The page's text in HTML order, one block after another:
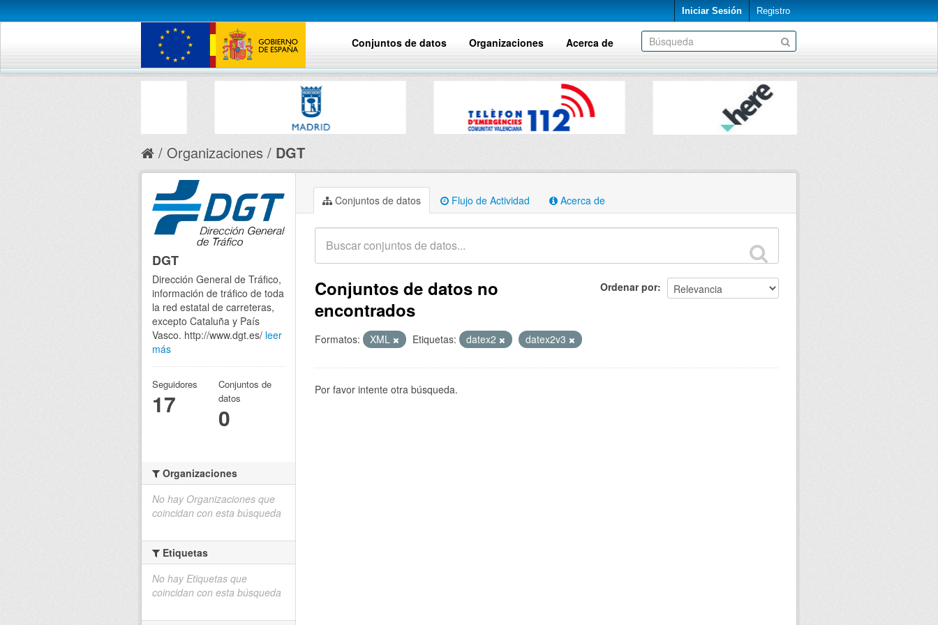
Iniciar Sesión Registro
Conjuntos de datos Organizaciones Acerca de
Organizaciones DGT
Conjuntos de datos Flujo de Actividad Acerca de
Ordenar por
Conjuntos de datos no
encontrados
Formatos: XML Etiquetas: datex2 datex2v3
Por favor intente otra búsqueda.
DGT
Dirección General de Tráfico,
información de tráfico de toda
la red estatal de carreteras,
excepto Cataluña y País
Vasco. http://www.dgt.es/ leer
más
Seguidores
17
Conjuntos de
datos
0
Organizaciones
No hay Organizaciones que
coincidan con esta búsqueda
Etiquetas
No hay Etiquetas que
coincidan con esta búsqueda